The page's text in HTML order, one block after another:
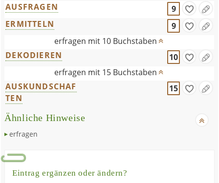
AUSFRAGEN
9
ERMITTELN
9
erfragen mit 10 Buchstaben
DEKODIEREN
10
erfragen mit 15 Buchstaben
AUSKUNDSCHAF
TEN
15
Ähnliche Hinweise
erfragen
Eintrag ergänzen oder ändern?